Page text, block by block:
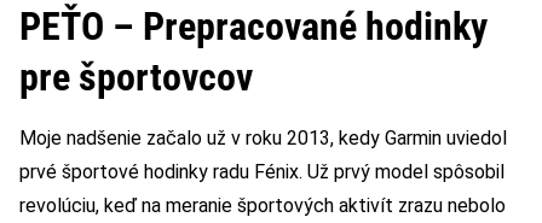
PEŤO – Prepracované hodinky
pre športovcov
Moje nadšenie začalo už v roku 2013, kedy Garmin uviedol
prvé športové hodinky radu Fénix. Už prvý model spôsobil
revolúciu, keď na meranie športových aktivít zrazu nebolo